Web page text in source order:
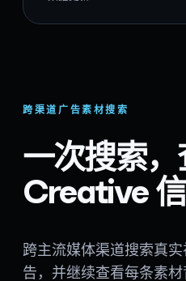
跨渠道广告素材搜索
一次搜索
Creative 信
跨主流媒体渠道搜索真实
告，并继续查看每条素